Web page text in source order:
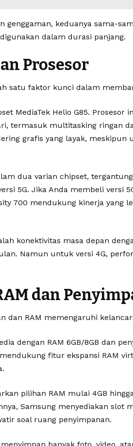
genggaman, keduanya sama-
dalam durasi panjang.
Prosesor
satu faktor kunci dalam
MediaTek Helio G85.
termasuk multitasking ringan
grafis yang layak,
dua varian chipset,
5G. Jika Anda membeli versi
700 mendukung kinerja yang
konektivitas masa depan
Namun untuk versi 4G,
dan
dan RAM memengaruhi
dengan RAM 6GB/8GB dan
fitur ekspansi RAM
pilihan RAM mulai 4GB
Samsung menyediakan slot
soal ruang penyimpanan.
banyak foto, video,